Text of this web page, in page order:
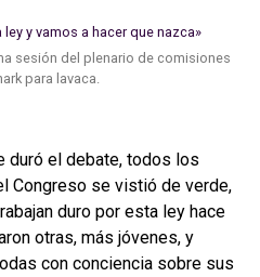
sesión del plenario de comisiones
para lavaca.
duró el debate, todos los
Congreso se vistió de verde,
duro por esta ley hace
otras, más jóvenes, y
con conciencia sobre sus